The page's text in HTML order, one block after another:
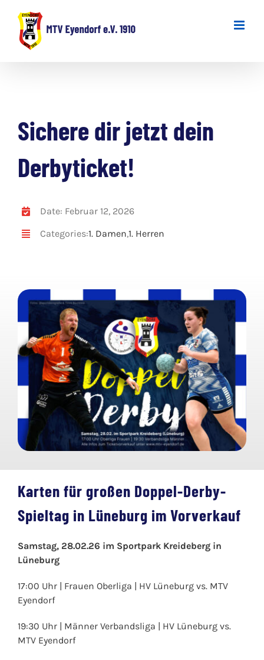
Inhalt
springen
Sichere dir jetzt dein
Derbyticket!
Date: Februar 12, 2026
Categories:1. Damen,1. Herren
Karten für großen Doppel-Derby-
Spieltag in Lüneburg im Vorverkauf
Samstag, 28.02.26 im Sportpark Kreideberg in
Lüneburg
17:00 Uhr | Frauen Oberliga | HV Lüneburg vs. MTV
Eyendorf
19:30 Uhr | Männer Verbandsliga | HV Lüneburg vs.
MTV Eyendorf